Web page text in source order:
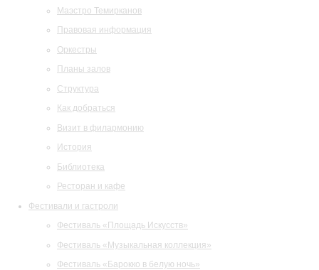
Маэстро Темирканов
Правовая информация
Оркестры
Планы залов
Структура
Как добраться
Визит в филармонию
История
Библиотека
Ресторан и кафе
Фестивали и гастроли
Фестиваль «Площадь Искусств»
Фестиваль «Музыкальная коллекция»
Фестиваль «Барокко в белую ночь»